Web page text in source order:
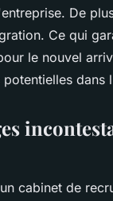
De
Ce qui
le nouvel
dans
cabinet de